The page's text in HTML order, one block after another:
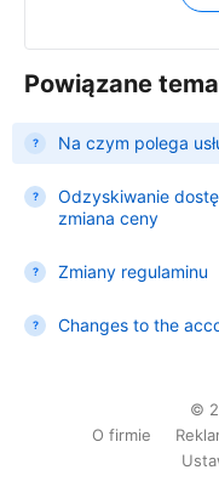
Powiązane
Na czym polega
Odzyskiwanie
zmiana ceny
Zmiany regulaminu
Changes to the
©
O firmie